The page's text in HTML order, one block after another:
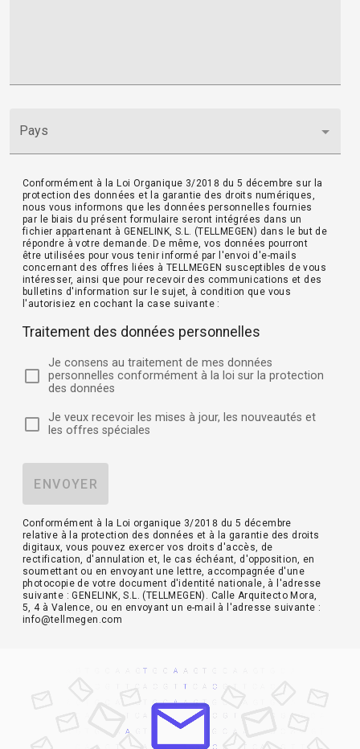
Pays
Conformément à la Loi Organique 3/2018 du 5 décembre sur la
protection des données et la garantie des droits numériques,
nous vous informons que les données personnelles fournies
par le biais du présent formulaire seront intégrées dans un
fichier appartenant à GENELINK, S.L. (TELLMEGEN) dans le but de
répondre à votre demande. De même, vos données pourront
être utilisées pour vous tenir informé par l'envoi d'e-mails
concernant des offres liées à TELLMEGEN susceptibles de vous
intéresser, ainsi que pour recevoir des communications et des
bulletins d'information sur le sujet, à condition que vous
l'autorisiez en cochant la case suivante :
Traitement des données personnelles
Je consens au traitement de mes données
personnelles conformément à la loi sur la protection
des données
Je veux recevoir les mises à jour, les nouveautés et
les offres spéciales
ENVOYER
Conformément à la Loi organique 3/2018 du 5 décembre
relative à la protection des données et à la garantie des droits
digitaux, vous pouvez exercer vos droits d'accès, de
rectification, d'annulation et, le cas échéant, d'opposition, en
soumettant ou en envoyant une lettre, accompagnée d'une
photocopie de votre document d'identité nationale, à l'adresse
suivante : GENELINK, S.L. (TELLMEGEN). Calle Arquitecto Mora,
5, 4 à Valence, ou en envoyant un e-mail à l'adresse suivante :
info@tellmegen.com